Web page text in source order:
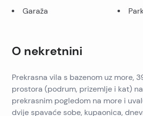
Garaža
O nekretnini
Prekrasna vila s bazenom uz more,
prostora (podrum, prizemlje i kat)
prekrasnim pogledom na more i
dvije spavaće sobe, kupaonica,